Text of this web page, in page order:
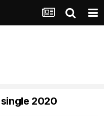
2020